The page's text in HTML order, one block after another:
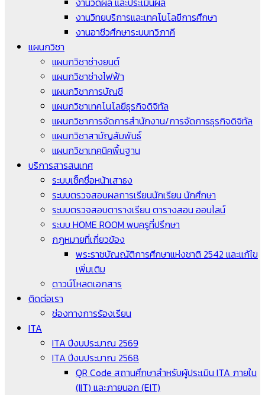
งานวิทยบริการและเทคโนโลยีการศึกษา
งานอาชีวศึกษาระบบทวิภาคี
แผนกวิชา
แผนกวิชาช่างยนต์
แผนกวิชาช่างไฟฟ้า
แผนกวิชาการบัญชี
แผนกวิชาเทคโนโลยีธุรกิจดิจิทัล
แผนกวิชาการจัดการสำนักงาน/การจัดการธุรกิจดิจิทัล
แผนกวิชาสามัญสัมพันธ์
แผนกวิชาเทคนิคพื้นฐาน
บริการสารสนเทศ
ระบบเช็คชื่อหน้าเสาธง
ระบบตรวจสอบผลการเรียนนักเรียน นักศึกษา
ระบบตรวจสอบตารางเรียน ตารางสอน ออนไลน์
ระบบ HOME ROOM พบครูที่ปรึกษา
กฎหมายที่เกี่ยวข้อง
พระราชบัญญัติการศึกษาแห่งชาติ 2542 และแก้ไข
เพิ่มเติม
ดาวน์โหลดเอกสาร
ติดต่อเรา
ช่องทางการร้องเรียน
ITA
ITA ปีงบประมาณ 2569
ITA ปีงบประมาณ 2568
QR Code สถานศึกษาสำหรับผู้ประเมิน ITA ภายใน
(IIT) และภายนอก (EIT)